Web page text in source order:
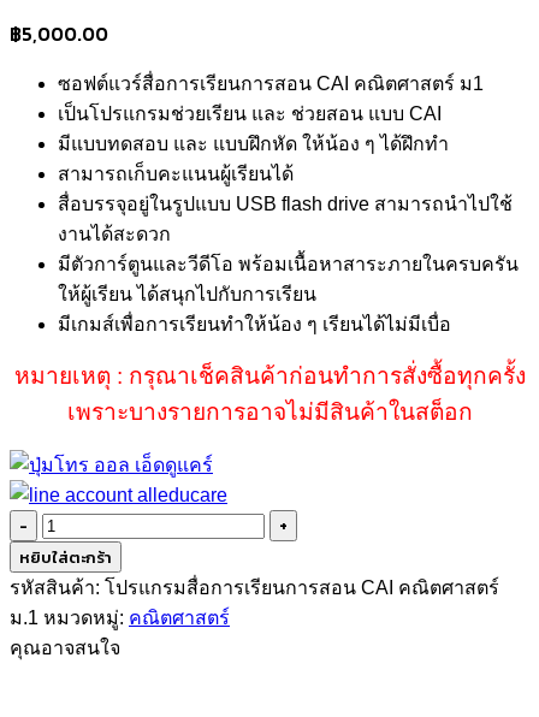
฿5,000.00
ซอฟต์แวร์สื่อการเรียนการสอน CAI คณิตศาสตร์ ม1
เป็นโปรแกรมช่วยเรียน และ ช่วยสอน แบบ CAI
มีแบบทดสอบ และ แบบฝึกหัด ให้น้อง ๆ ได้ฝึกทำ
สามารถเก็บคะแนนผู้เรียนได้
สื่อบรรจุอยู่ในรูปแบบ USB flash drive สามารถนำไปใช้
งานได้สะดวก
มีตัวการ์ตูนและวีดีโอ พร้อมเนื้อหาสาระภายในครบครัน
ให้ผู้เรียน ได้สนุกไปกับการเรียน
มีเกมส์เพื่อการเรียนทำให้น้อง ๆ เรียนได้ไม่มีเบื่อ
หมายเหตุ : กรุณาเช็คสินค้าก่อนทำการสั่งซื้อทุกครั้ง
เพราะบางรายการอาจไม่มีสินค้าในสต็อก
จำนวน
ซอฟต์แวร์
สื่อ
การ
เรียน
หยิบใส่ตะกร้า
รหัสสินค้า: โปรแกรมสื่อการเรียนการสอน CAI คณิตศาสตร์
ม.1 หมวดหมู่: คณิตศาสตร์
คุณอาจสนใจ